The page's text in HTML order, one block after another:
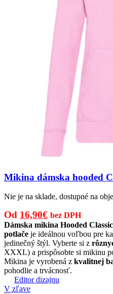
Mikina dámska hooded
Nie je na sklade, dostupné na
Od Pôvodná
cena
bola:
25,00€.
16,90€Aktuálna
cena
je:
16,90€.
bez DPH
Dámska mikina Hooded
potlače je ideálnou voľbou pre
jedinečný štýl. Vyberte si z
XXXL) a prispôsobte si mikinu
Mikina je vyrobená z kvalitnej
pohodlie a trvácnosť.
Editor dizajnu
V zľave